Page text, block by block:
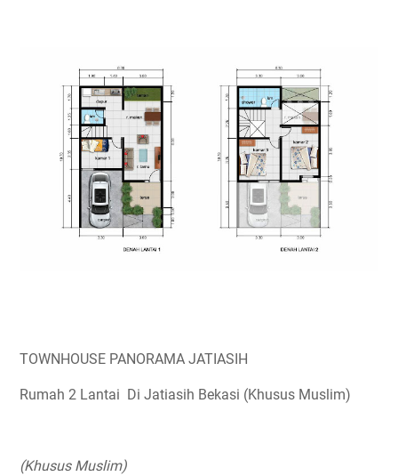
TOWNHOUSE PANORAMA JATIASIH
Rumah 2 Lantai Di Jatiasih Bekasi (Khusus Muslim)
(Khusus Muslim)